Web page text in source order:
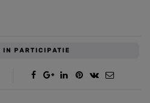
IN PARTICIPATIE